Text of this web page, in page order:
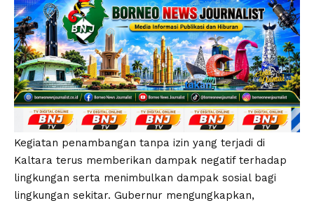
Kegiatan penambangan tanpa izin yang terjadi di
Kaltara terus memberikan dampak negatif terhadap
lingkungan serta menimbulkan dampak sosial bagi
lingkungan sekitar. Gubernur mengungkapkan,